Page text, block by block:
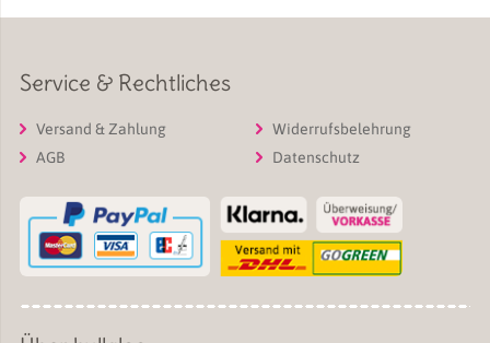
Service & Rechtliches
Versand & Zahlung
AGB
Widerrufsbelehrung
Datenschutz